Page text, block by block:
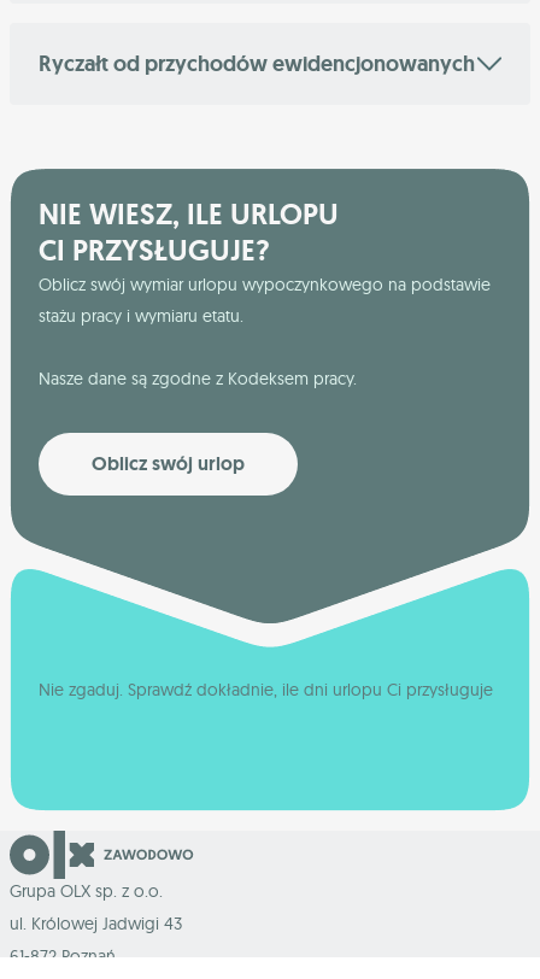
Ryczałt od przychodów ewidencjonowanych
NIE WIESZ, ILE URLOPU
CI PRZYSŁUGUJE?
Oblicz swój wymiar urlopu wypoczynkowego na podstawie
stażu pracy i wymiaru etatu.
Nasze dane są zgodne z Kodeksem pracy.
Oblicz swój urlop
Nie zgaduj. Sprawdź dokładnie, ile dni urlopu Ci przysługuje
Grupa OLX sp. z o.o.
ul. Królowej Jadwigi 43
61-872 Poznań